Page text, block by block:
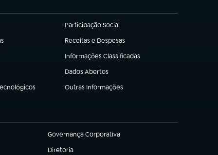
Participação Social
(abre em nova aba)
Receitas e Despesas
(abre em nova aba)
Informações Classificadas
(abre em nova aba)
Dados Abertos
(abre em nova aba)
Outras Informações
(abre em nova aba)
Governança Corporativa
(abre em nova aba)
Diretoria
(abre em nova aba)